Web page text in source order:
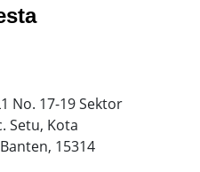
No. 17-19 Sektor
Setu, Kota
15314